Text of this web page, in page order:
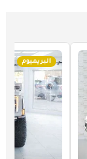
البريميوم